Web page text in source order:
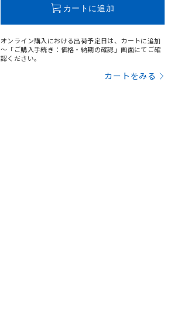
カートに追加
オンライン購入における出荷予定日は、カートに追加
～「ご購入手続き：価格・納期の確認」画面にてご確
認ください。
カートをみる